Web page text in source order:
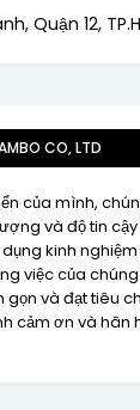
Quận 12,
CO, LTD
của mình,
và độ tin
kinh
việc của
gọn và đạt tiêu
cảm ơn và hân